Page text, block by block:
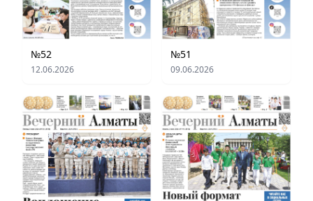
№52
12.06.2026
№51
09.06.2026